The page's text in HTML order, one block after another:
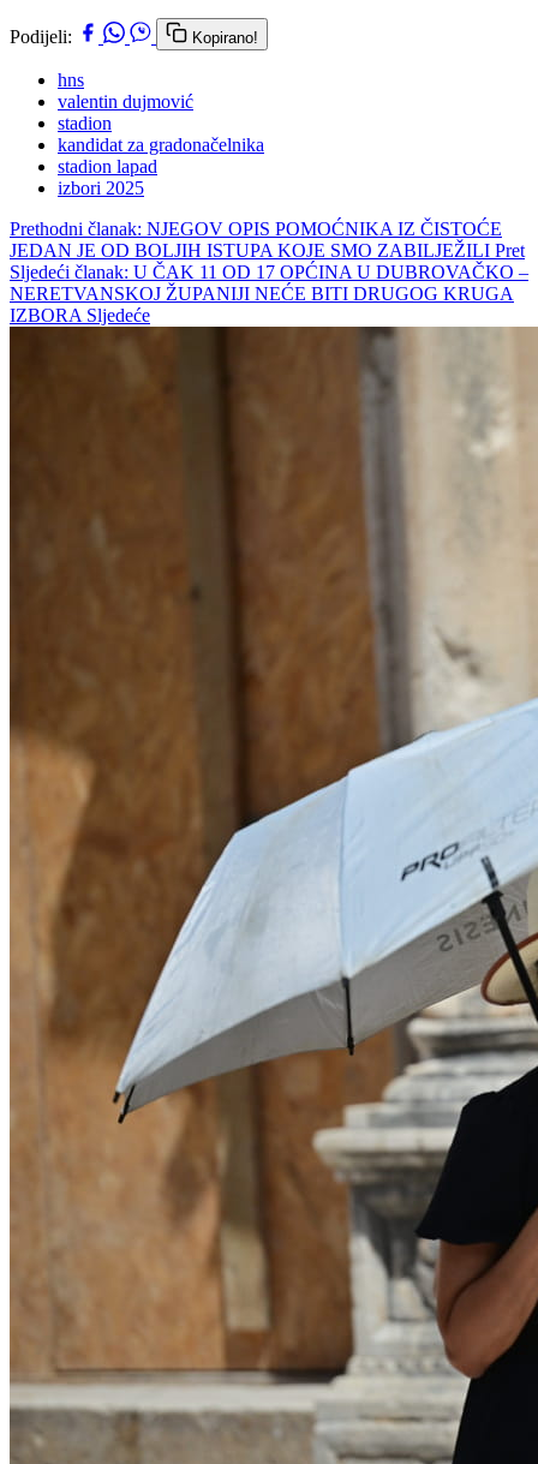
Podijeli: Kopirano!
hns
valentin dujmović
stadion
kandidat za gradonačelnika
stadion lapad
izbori 2025
Prethodni članak: NJEGOV OPIS POMOĆNIKA IZ ČISTOĆE
JEDAN JE OD BOLJIH ISTUPA KOJE SMO ZABILJEŽILI Pret
Sljedeći članak: U ČAK 11 OD 17 OPĆINA U DUBROVAČKO –
NERETVANSKOJ ŽUPANIJI NEĆE BITI DRUGOG KRUGA
IZBORA Sljedeće